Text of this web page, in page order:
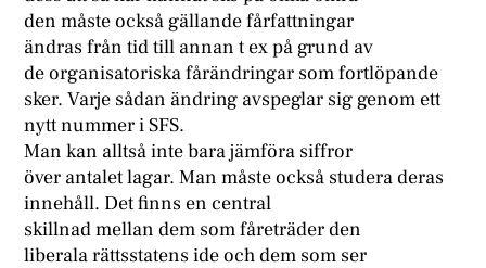
den måste också gällande fårfattningar
ändras från tid till annan t ex på grund av
de organisatoriska fårändringar som fortlöpande
sker. Varje sådan ändring avspeglar sig genom ett
nytt nummer i SFS.
Man kan alltså inte bara jämföra siffror
över antalet lagar. Man måste också studera deras
innehåll. Det finns en central
skillnad mellan dem som fåreträder den
liberala rättsstatens ide och dem som ser